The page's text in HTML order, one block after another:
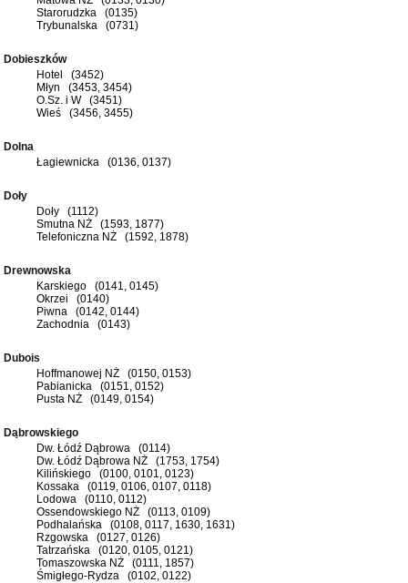
Starorudzka (0135)
Trybunalska (0731)
Dobieszków
Hotel (3452)
Młyn (3453, 3454)
O.Sz. i W (3451)
Wieś (3456, 3455)
Dolna
Łagiewnicka (0136, 0137)
Doły
Doły (1112)
Smutna NŻ (1593, 1877)
Telefoniczna NŻ (1592, 1878)
Drewnowska
Karskiego (0141, 0145)
Okrzei (0140)
Piwna (0142, 0144)
Zachodnia (0143)
Dubois
Hoffmanowej NŻ (0150, 0153)
Pabianicka (0151, 0152)
Pusta NŻ (0149, 0154)
Dąbrowskiego
Dw. Łódź Dąbrowa (0114)
Dw. Łódź Dąbrowa NŻ (1753, 1754)
Kilińskiego (0100, 0101, 0123)
Kossaka (0119, 0106, 0107, 0118)
Lodowa (0110, 0112)
Ossendowskiego NŻ (0113, 0109)
Podhalańska (0108, 0117, 1630, 1631)
Rzgowska (0127, 0126)
Tatrzańska (0120, 0105, 0121)
Tomaszowska NŻ (0111, 1857)
Śmigłego-Rydza (0102, 0122)